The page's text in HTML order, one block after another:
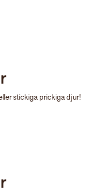
stickiga prickiga djur!